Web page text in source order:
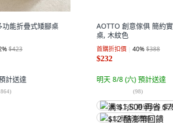
能折疊式矮腳桌
%$423
計送達
)
AOTTO 創意傢俱 簡約
桌, 木紋色
首購折扣價 40%$388
$232
明天 8/8 (六) 預計送達
(98)
满 $1,500 再省 $75 (王
$12 酷澎幣回饋